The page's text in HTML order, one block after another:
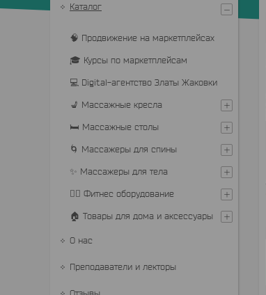
Каталог
🧠 Продвижение на маркетплейсах
🎓 Курсы по маркетплейсам
💻 Digital-агентство Златы Жаковки
💺 Массажные кресла
🛏 Массажные столы
🌀 Массажеры для спины
✨ Массажеры для тела
🏋️‍♂️ Фитнес оборудование
🏠 Товары для дома и аксессуары
О нас
Преподаватели и лекторы